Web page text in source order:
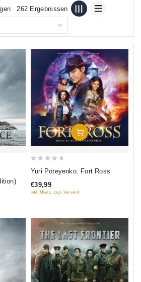
262 Ergebnissen
In Den Warenkorb
of
Yuri Poteyenko. Fort Ross
€39,99
inkl. Mwst., zzgl. Versand